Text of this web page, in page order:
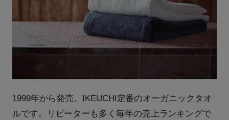
1999年から発売。IKEUCHI定番のオーガニックタオ
ルです。リピーターも多く毎年の売上ランキングで